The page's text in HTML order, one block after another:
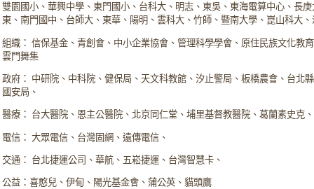
雙園國小、華興中學、東門國小、台科大、明志、東吳、東海電算中心、長
東、南門國中、台師大、東華、陽明、雲科大、竹師、暨南大學、崑山科大
組織： 信保基金、青創會、中小企業協會、管理科學學會、原住民族文化教
雲門舞集
政府： 中研院、中科院、健保局、天文科教館、汐止警局、板橋農會、台北
國安局、
醫療： 台大醫院、恩主公醫院、北京同仁堂、埔里基督教醫院、葛蘭素史克
電信： 大眾電信、台灣固網、遠傳電信、
交通： 台北捷運公司、華航、五崧捷運、台灣智慧卡、
公益：喜憨兒、伊甸、陽光基金會、蒲公英、貓頭鷹